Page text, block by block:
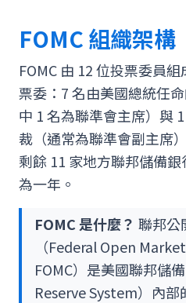
FOMC 組織架構
FOMC 由 12 位投票委員
票委：7 名由美國總統任
中 1 名為聯準會主席）與
裁（通常為聯準會副主席
剩餘 11 家地方聯邦儲備
為一年。
FOMC 是什麼？ 聯邦公
（Federal Open
FOMC）是美國聯邦儲
Reserve System）內